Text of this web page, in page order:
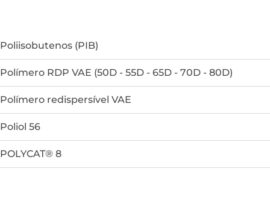
Poliisobutenos (PIB)
Polímero RDP VAE (50D - 55D - 65D - 70D - 80D)
Polímero redispersível VAE
Poliol 56
POLYCAT® 8